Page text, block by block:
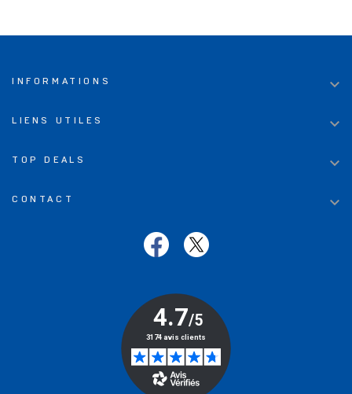
INFORMATIONS 
LIENS UTILES 
TOP DEALS 
CONTACT 